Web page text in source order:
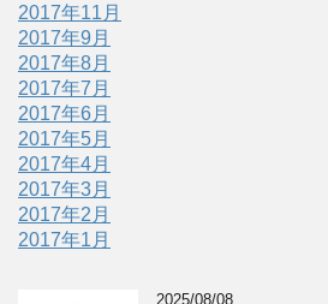
2017年11月
2017年9月
2017年8月
2017年7月
2017年6月
2017年5月
2017年4月
2017年3月
2017年2月
2017年1月
2025/08/08